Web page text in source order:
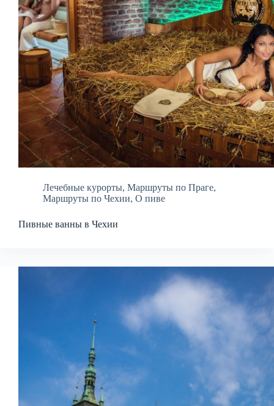
Лечебные курорты, Маршруты по Праге,
Маршруты по Чехии, О пиве
Пивные ванны в Чехии